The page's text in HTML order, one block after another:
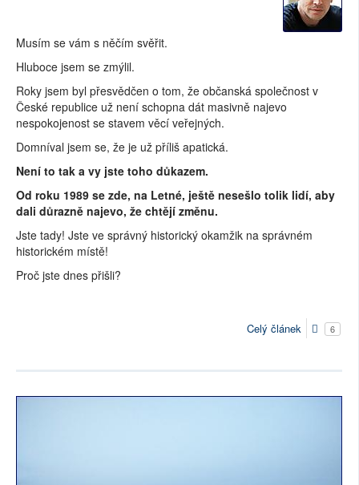
Musím se vám s něčím svěřit.
Hluboce jsem se zmýlil.
Roky jsem byl přesvědčen o tom, že občanská společnost v
České republice už není schopna dát masivně najevo
nespokojenost se stavem věcí veřejných.
Domníval jsem se, že je už příliš apatická.
Není to tak a vy jste toho důkazem.
Od roku 1989 se zde, na Letné, ještě nesešlo tolik lidí, aby
dali důrazně najevo, že chtějí změnu.
Jste tady! Jste ve správný historický okamžik na správném
historickém místě!
Proč jste dnes přišli?
Celý článek 6